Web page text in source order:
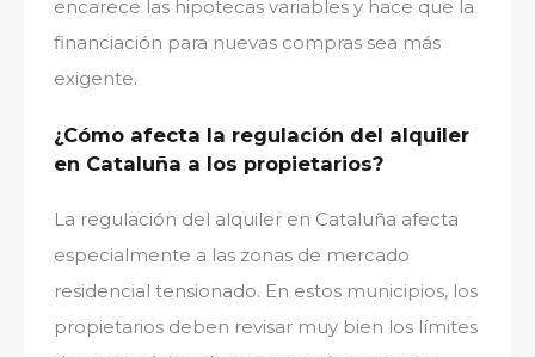
encarece las hipotecas variables y hace que la
financiación para nuevas compras sea más
exigente.
¿Cómo afecta la regulación del alquiler
en Cataluña a los propietarios?
La regulación del alquiler en Cataluña afecta
especialmente a las zonas de mercado
residencial tensionado. En estos municipios, los
propietarios deben revisar muy bien los límites